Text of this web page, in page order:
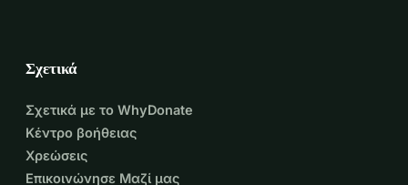
Σχετικά
Σχετικά με το WhyDonate
Κέντρο βοήθειας
Χρεώσεις
Επικοινώνησε Μαζί μας